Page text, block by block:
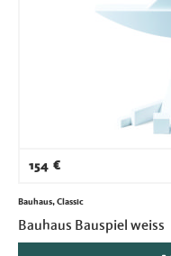
154 €
Bauhaus, Classic
Bauhaus Bauspiel weiss